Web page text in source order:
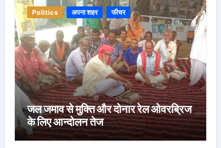
Politics अपना शहर फीचर
जल जमाव से मुक्ति और दोनार रेल ओवरब्रिज
के लिए आन्दोलन तेज